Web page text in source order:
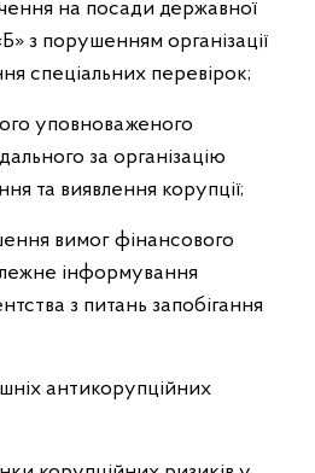
на посади державної
з порушенням організації
спеціальних перевірок;
уповноваженого
за організацію
та виявлення корупції;
вимог фінансового
інформування
з питань запобігання
антикорупційних